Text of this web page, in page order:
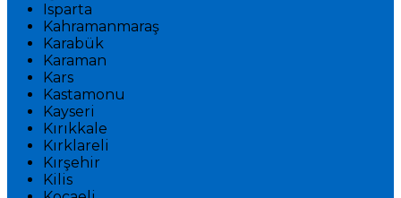
Isparta
Kahramanmaraş
Karabük
Karaman
Kars
Kastamonu
Kayseri
Kırıkkale
Kırklareli
Kırşehir
Kilis